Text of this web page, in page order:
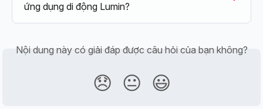
ứng dụng di động Lumin?
Nội dung này có giải đáp được câu hỏi của bạn không?
😞 😐 😃